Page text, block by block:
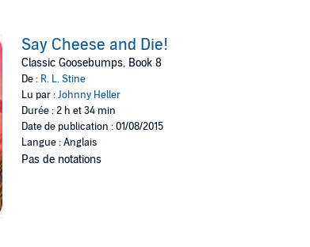
Say Cheese and Die!
Classic Goosebumps, Book 8
De : R. L. Stine
Lu par :Johnny Heller
Durée : 2 h et 34 min
Date de publication : 01/08/2015
Langue : Anglais
Pas de notations